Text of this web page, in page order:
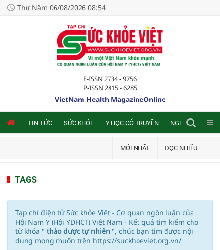
Thứ Năm 06/08/2026 08:54
E-ISSN 2734 - 9756
P-ISSN 2815 - 6285
VietNam Health MagazineOnline
TIN TỨC SỨC KHỎE Y HỌC CỔ TRUYỀN NGHIÊN CỨU
MỚI NHẤT ĐỌC NHIỀU
TAGS
Tạp chí điện tử Sức khỏe Việt - Cơ quan ngôn luận của
Hội Nam Y (Hội YDHCT) Việt Nam - Kết quả tìm kiếm cho
từ khóa " thảo dược tự nhiên ", chúc bạn tìm được nội
dung mong muốn trên https://suckhoeviet.org.vn/